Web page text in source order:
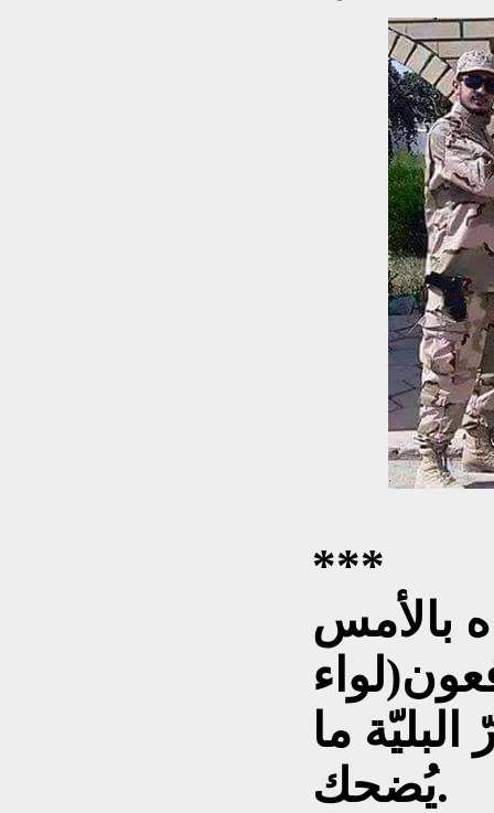
***
بالأمس
ما
يُضحك.